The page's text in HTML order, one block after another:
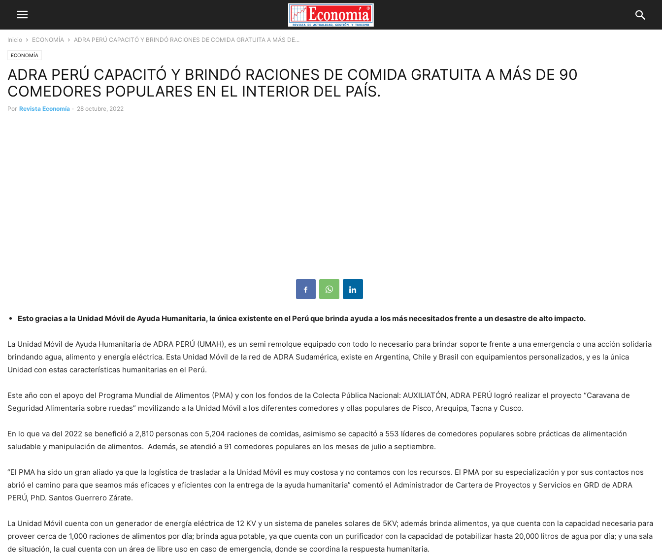
Inicio ECONOMÍA ADRA PERÚ CAPACITÓ Y BRINDÓ RACIONES DE COMIDA GRATUITA A MÁS DE...
ECONOMÍA
ADRA PERÚ CAPACITÓ Y BRINDÓ RACIONES DE COMIDA GRATUITA A MÁS DE 90
COMEDORES POPULARES EN EL INTERIOR DEL PAÍS.
Por Revista Economía - 28 octubre, 2022
Esto gracias a la Unidad Móvil de Ayuda Humanitaria, la única existente en el Perúque brinda ayuda a los más necesitados frente a un desastre de alto impacto.
La Unidad Móvil de Ayuda Humanitaria de ADRA PERÚ (UMAH), es un semi remolque equipado con todo lo necesario para brindar soporte frente a una emergencia o una acción solidaria
brindando agua, alimento y energía eléctrica. Esta Unidad Móvil de la red de ADRA Sudamérica, existe en Argentina, Chile y Brasil con equipamientos personalizados, y es la única
Unidad con estas características humanitarias en el Perú.
Este año con el apoyo del Programa Mundial de Alimentos (PMA) y con los fondos de la Colecta Pública Nacional: AUXILIATÓN, ADRA PERÚ logró realizar el proyecto “Caravana de
Seguridad Alimentaria sobre ruedas” movilizando a la Unidad Móvil a los diferentes comedores y ollas populares de Pisco, Arequipa, Tacna y Cusco.
En lo que va del 2022 se benefició a 2,810 personas con 5,204 raciones de comidas, asimismo se capacitó a 553 líderes de comedores populares sobre prácticas de alimentación
saludable y manipulación de alimentos. Además, se atendió a 91 comedores populares en los meses de julio a septiembre.
“El PMA ha sido un gran aliado ya que la logística de trasladar a la Unidad Móvil es muy costosa y no contamos con los recursos. El PMA por su especialización y por sus contactos nos
abrió el camino para que seamos más eficaces y eficientes con la entrega de la ayuda humanitaria” comentó el Administrador de Cartera de Proyectos y Servicios en GRD de ADRA
PERÚ, PhD. Santos Guerrero Zárate.
La Unidad Móvil cuenta con un generador de energía eléctrica de 12 KV y un sistema de paneles solares de 5KV; además brinda alimentos, ya que cuenta con la capacidad necesaria para
proveer cerca de 1,000 raciones de alimentos por día; brinda agua potable, ya que cuenta con un purificador con la capacidad de potabilizar hasta 20,000 litros de agua por día; y una sala
de situación, la cual cuenta con un área de libre uso en caso de emergencia, donde se coordina la respuesta humanitaria.